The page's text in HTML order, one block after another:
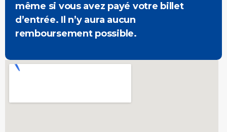
même si vous avez payé votre billet
d’entrée. Il n’y aura aucun
remboursement possible.